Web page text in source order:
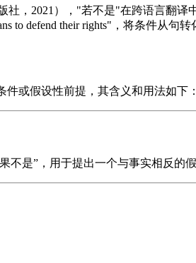
，2021），"若不是"在跨语言翻
to defend their rights"，将条件从句
或假设性前提，其含义和用法如下：
不是”，用于提出一个与事实相反的